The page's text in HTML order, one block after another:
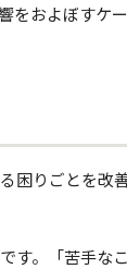
およぼすケー
困りごとを改
す。「苦手な